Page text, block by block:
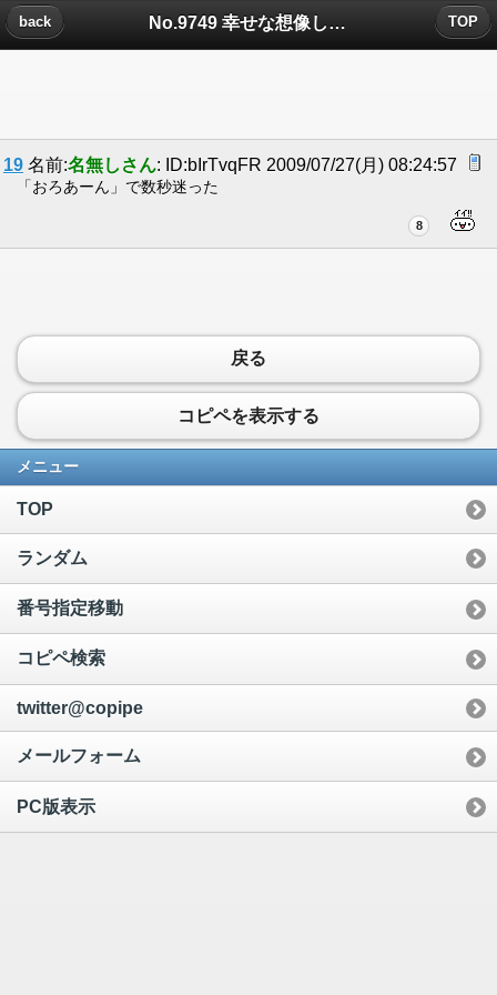
No.9749 幸せな想像しかできなかった。普通にうらやましかった。についたコメント
back TOP
19 名前:名無しさん: ID:bIrTvqFR 2009/07/27(月) 08:24:57
「おろあーん」で数秒迷った
8
戻る
コピペを表示する
メニュー
TOP
ランダム
番号指定移動
コピペ検索
twitter@copipe
メールフォーム
PC版表示